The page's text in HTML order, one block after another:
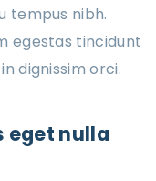
tempus nibh.
egestas tincidunt
dignissim orci.
eget nulla